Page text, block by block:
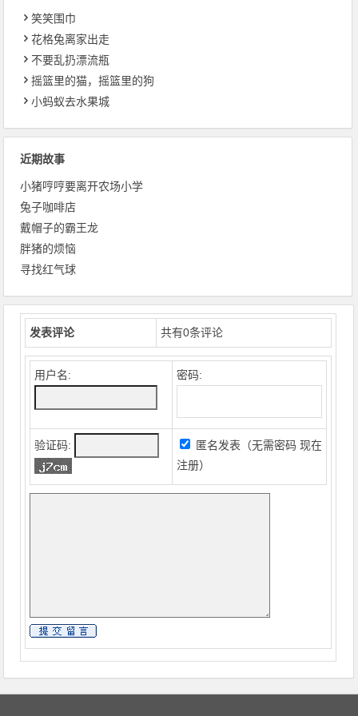
笑笑围巾
花格兔离家出走
不要乱扔漂流瓶
摇篮里的猫，摇篮里的狗
小蚂蚁去水果城
近期故事
小猪哼哼要离开农场小学
兔子咖啡店
戴帽子的霸王龙
胖猪的烦恼
寻找红气球
发表评论 共有0条评论
用户名: 密码:
验证码: 匿名发表（无需密码现在
注册）